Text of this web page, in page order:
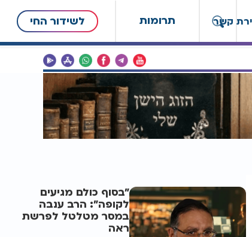
תרומות לשידור החי קשר
"בסוף כולם מגיעים
לקופה": הרב ענבה
במסר מטלטל לפרשת
ראה